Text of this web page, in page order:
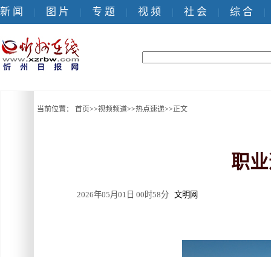
新 闻 | 图 片 | 专 题 | 视 频 | 社 会 | 综 合 |
当前位置： 首页>>视频频道>>热点速递>>正文
职
2026年05月01日 00时58分 文明网